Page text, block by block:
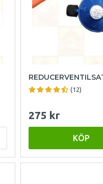
(12)
275 kr
KÖP